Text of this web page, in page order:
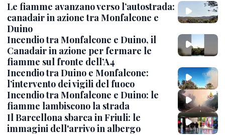
Le fiamme avanzano verso l’autostrada:
canadair in azione tra Monfalcone e
Duino
Incendio tra Monfalcone e Duino, il
Canadair in azione per fermare le
fiamme sul fronte dell’A4
Incendio tra Duino e Monfalcone:
l’intervento dei vigili del fuoco
Incendio tra Monfalcone e Duino: le
fiamme lambiscono la strada
Il Barcellona sbarca in Friuli: le
immagini dell'arrivo in albergo